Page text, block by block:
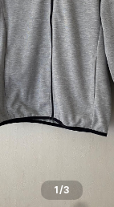
1/3